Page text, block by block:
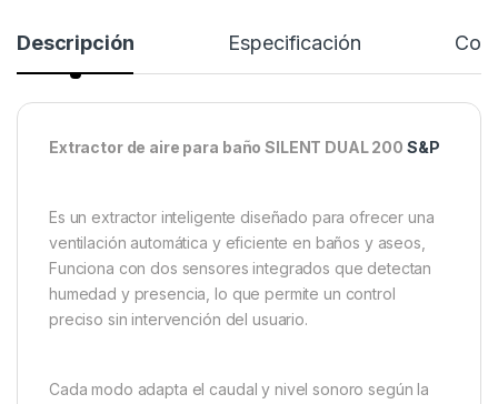
Descripción Especificación
Extractor de aire para baño SILENT DUAL 200 S&P
Es un extractor inteligente diseñado para ofrecer una
ventilación automática y eficiente en baños y aseos,
Funciona con dos sensores integrados que detectan
humedad y presencia, lo que permite un control
preciso sin intervención del usuario.
Cada modo adapta el caudal y nivel sonoro según la